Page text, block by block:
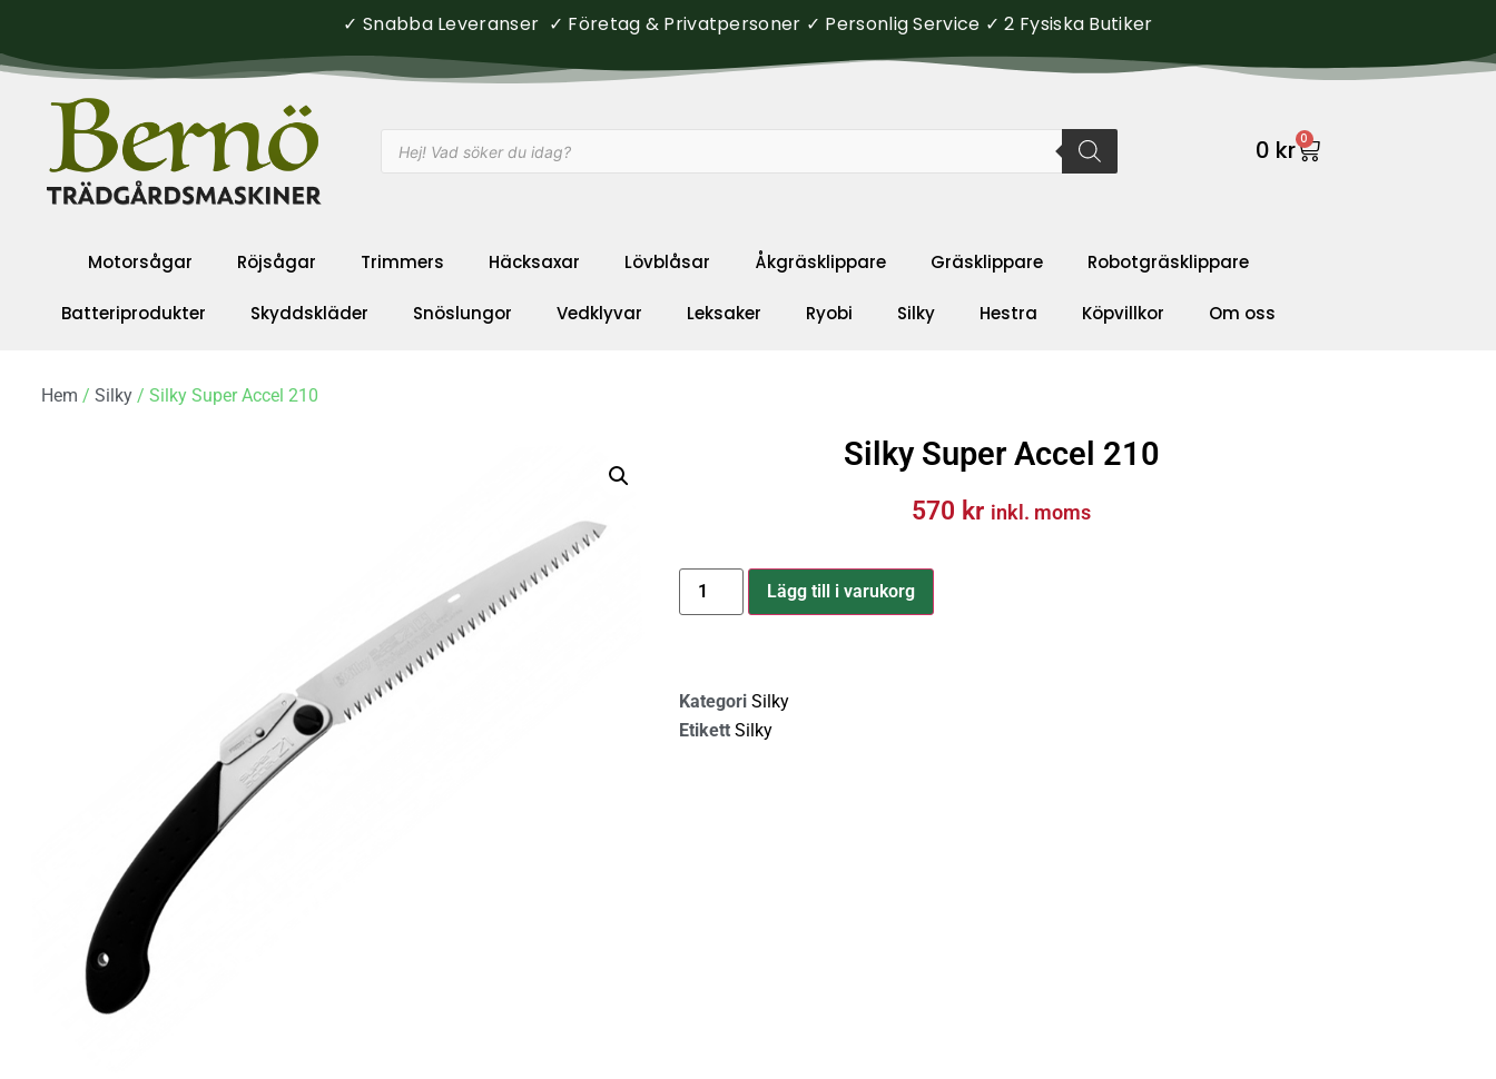
✓ Snabba Leveranser ✓ Företag & Privatpersoner ✓ Personlig Service ✓ 2 Fysiska Butiker
0 kr 0
Motorsågar Röjsågar Trimmers Häcksaxar Lövblåsar Åkgräsklippare Gräsklippare Robotgräsklippare
Batteriprodukter Skyddskläder Snöslungor Vedklyvar Leksaker Ryobi Silky Hestra Köpvillkor Om oss
Hem / Silky / Silky Super Accel 210
Silky Super Accel 210
570 kr inkl. moms
Lägg till i varukorg
Kategori Silky
Etikett Silky